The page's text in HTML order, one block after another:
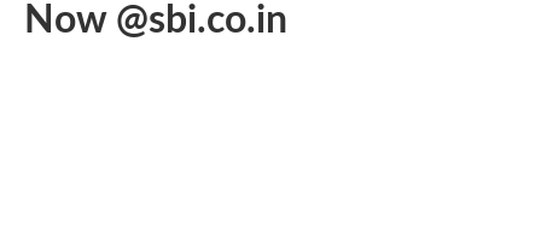
Now @sbi.co.in